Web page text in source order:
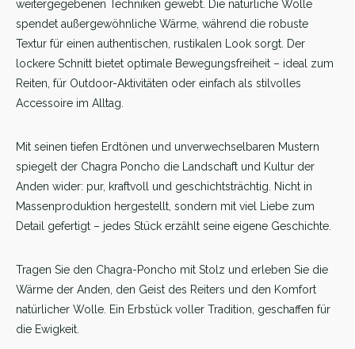
weitergegebenen Techniken gewebt. Die natürliche Wolle
spendet außergewöhnliche Wärme, während die robuste
Textur für einen authentischen, rustikalen Look sorgt. Der
lockere Schnitt bietet optimale Bewegungsfreiheit – ideal zum
Reiten, für Outdoor-Aktivitäten oder einfach als stilvolles
Accessoire im Alltag.
Mit seinen tiefen Erdtönen und unverwechselbaren Mustern
spiegelt der Chagra Poncho die Landschaft und Kultur der
Anden wider: pur, kraftvoll und geschichtsträchtig. Nicht in
Massenproduktion hergestellt, sondern mit viel Liebe zum
Detail gefertigt – jedes Stück erzählt seine eigene Geschichte.
Tragen Sie den Chagra-Poncho mit Stolz und erleben Sie die
Wärme der Anden, den Geist des Reiters und den Komfort
natürlicher Wolle. Ein Erbstück voller Tradition, geschaffen für
die Ewigkeit.